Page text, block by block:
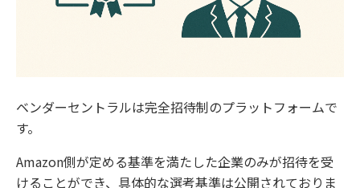
ベンダーセントラルは完全招待制のプラットフォームで
す。
Amazon側が定める基準を満たした企業のみが招待を受
けることができ、具体的な選考基準は公開されておりま